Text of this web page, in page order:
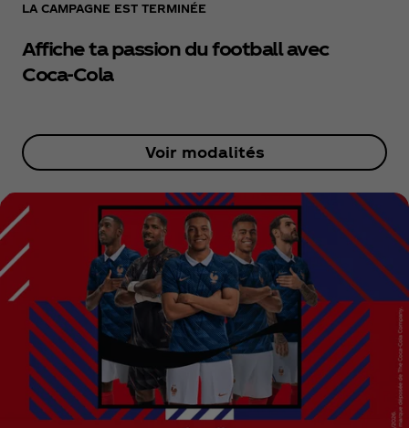
LA CAMPAGNE EST TERMINÉE
Affiche ta passion du football avec
Coca‑Cola
Voir modalités